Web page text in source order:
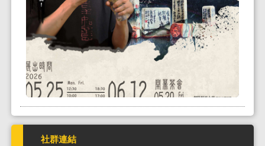
《印・跡：賴錦源篆刻美學展》將於2026年5月25
本期登場的展覽者為賴錦源，其長期深耕書法與篆
刻藝術，致力於在傳統技法中探索當代視覺語彙，
內涵。展出賴錦源書法與篆刻作品共1...
社群連結